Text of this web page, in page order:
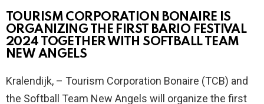
TOURISM CORPORATION BONAIRE IS
ORGANIZING THE FIRST BARIO FESTIVAL
2024 TOGETHER WITH SOFTBALL TEAM
NEW ANGELS
Kralendijk, – Tourism Corporation Bonaire (TCB) and
the Softball Team New Angels will organize the first